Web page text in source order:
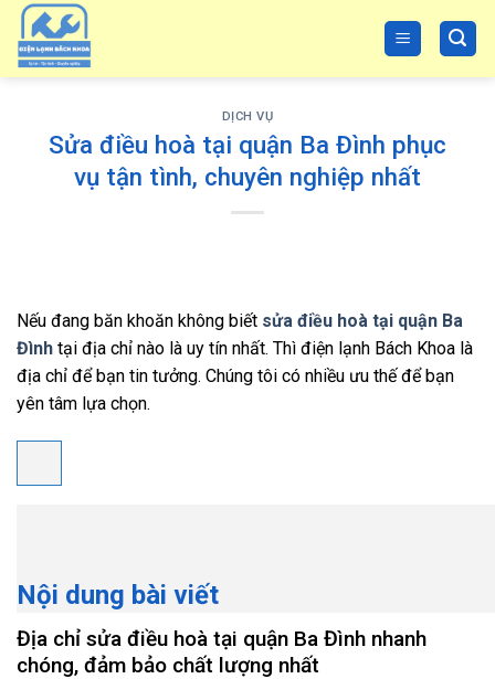
Skip
content
DỊCH VỤ
Sửa điều hoà tại quận Ba Đình phục
vụ tận tình, chuyên nghiệp nhất
Nếu đang băn khoăn không biết sửa điều hoà tại quận Ba
Đình tại địa chỉ nào là uy tín nhất. Thì điện lạnh Bách Khoa là
địa chỉ để bạn tin tưởng. Chúng tôi có nhiều ưu thế để bạn
yên tâm lựa chọn.
Nội dung bài viết
Địa chỉ sửa điều hoà tại quận Ba Đình nhanh
chóng, đảm bảo chất lượng nhất